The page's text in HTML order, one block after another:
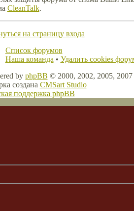
CleanTalk.
на страницу входа
Список форумов
Наша команда • Удалить cookies
by phpBB © 2000, 2002, 2005,
создана CMSart Studio
поддержка phpBB